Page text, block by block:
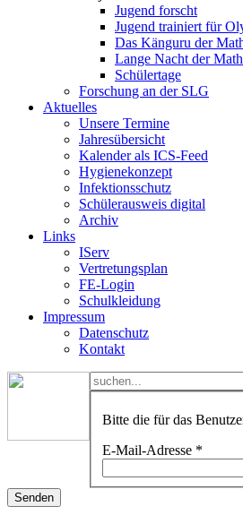
Jugend forscht
Jugend trainiert für
Das Känguru der
Lange Nacht der
Schülertage
Forschung an der SLG
Aktuelles
Unsere Termine
Jahresübersicht
Kalender als ICS-Feed
Hygienekonzept
Infektionsschutz
Schülerausweis digital
Archiv
Links
IServ
Vertretungsplan
FE-Login
Schulkleidung
Impressum
Datenschutz
Kontakt
Bitte die für das
E-Mail-Adresse *
Senden